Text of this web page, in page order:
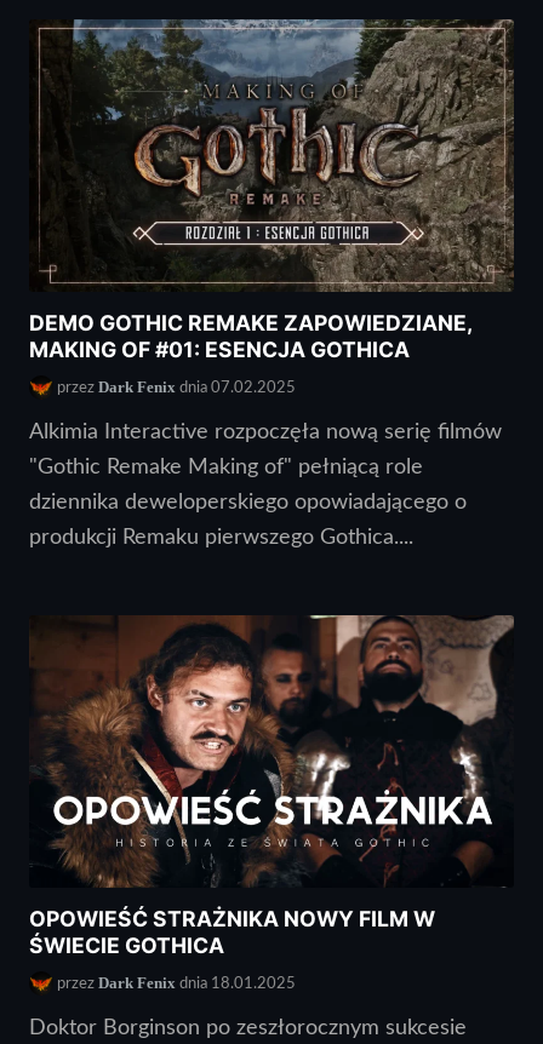
DEMO GOTHIC REMAKE ZAPOWIEDZIANE,
MAKING OF #01: ESENCJA GOTHICA
przez Dark Fenix dnia 07.02.2025
Alkimia Interactive rozpoczęła nową serię filmów
"Gothic Remake Making of" pełniącą role
dziennika deweloperskiego opowiadającego o
produkcji Remaku pierwszego Gothica....
OPOWIEŚĆ STRAŻNIKA NOWY FILM W
ŚWIECIE GOTHICA
przez Dark Fenix dnia 18.01.2025
Doktor Borginson po zeszłorocznym sukcesie